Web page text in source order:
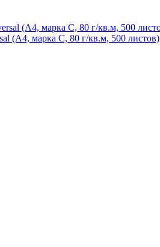
(A4, марка C, 80 г/кв.м, 500 листов)